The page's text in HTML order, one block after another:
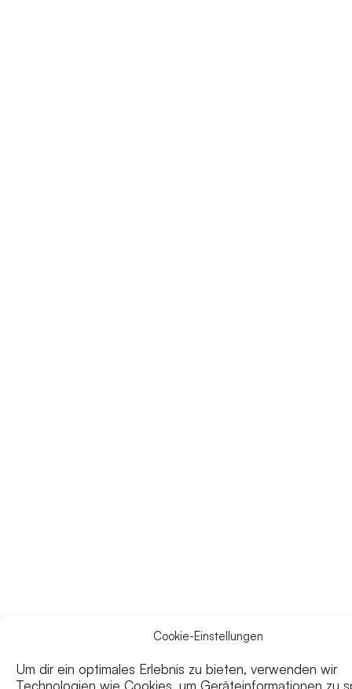
Cookie-Einstellungen
Um dir ein optimales Erlebnis zu bieten, verwenden wir
Technologien wie Cookies, um Geräteinformationen zu